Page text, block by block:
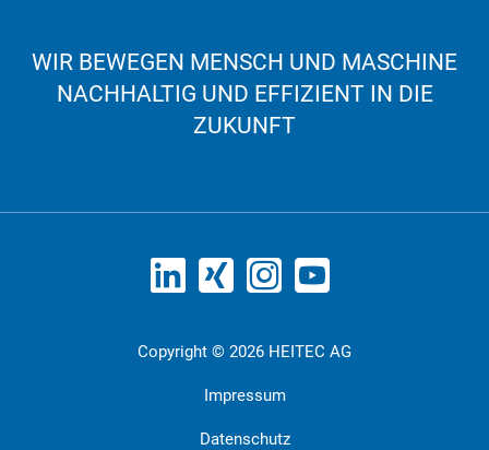
WIR BEWEGEN MENSCH UND MASCHINE
NACHHALTIG UND EFFIZIENT IN DIE
ZUKUNFT
Copyright © 2026 HEITEC AG
Impressum
Datenschutz